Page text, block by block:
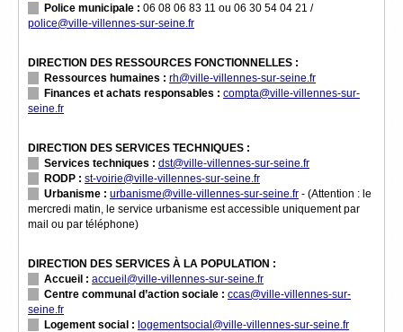
Police municipale : 06 08 06 83 11 ou 06 30 54 04 21 /
police@ville-villennes-sur-seine.fr
DIRECTION DES RESSOURCES FONCTIONNELLES :
Ressources humaines : rh@ville-villennes-sur-seine.fr
Finances et achats responsables : compta@ville-villennes-sur-
seine.fr
DIRECTION DES SERVICES TECHNIQUES :
Services techniques : dst@ville-villennes-sur-seine.fr
RODP : st-voirie@ville-villennes-sur-seine.fr
Urbanisme : urbanisme@ville-villennes-sur-seine.fr - (Attention : le
mercredi matin, le service urbanisme est accessible uniquement par
mail ou par téléphone)
DIRECTION DES SERVICES À LA POPULATION :
Accueil : accueil@ville-villennes-sur-seine.fr
Centre communal d’action sociale : ccas@ville-villennes-sur-
seine.fr
Logement social : logementsocial@ville-villennes-sur-seine.fr